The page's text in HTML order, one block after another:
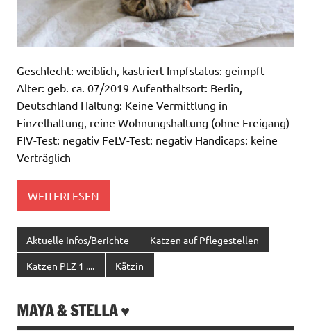
Geschlecht: weiblich, kastriert Impfstatus: geimpft
Alter: geb. ca. 07/2019 Aufenthaltsort: Berlin,
Deutschland Haltung: Keine Vermittlung in
Einzelhaltung, reine Wohnungshaltung (ohne Freigang)
FIV-Test: negativ FeLV-Test: negativ Handicaps: keine
Verträglich
WEITERLESEN
Aktuelle Infos/Berichte Katzen auf Pflegestellen
Katzen PLZ 1 .... Kätzin
MAYA & STELLA ♥